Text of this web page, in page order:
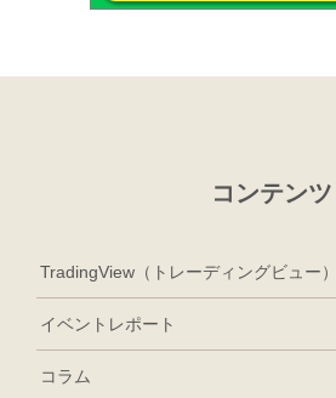
コンテンツ
TradingView（トレーディングビュー
イベントレポート
コラム